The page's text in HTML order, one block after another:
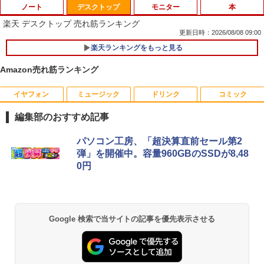
ノート
1
R160-NEC Chromebook Y2 1点 Chrom
eOS 11.6型 CPU Intel Celeron N4020
能 ACアダプタ付き 【中古品整備品】
￥5,980
2
価格重視訳あり ノートパソコン Office付
証 中古パソコン 中古ノートパソコン【中
￥7,800
デスクトップ
楽天 デスクトップ 売れ筋ランキング
更新日時：2026/08/08 09:00
楽天ランキングをもっと見る
モニター
1
【送料無料】TF: 富士通 23.8型液晶ディ
スプレイ DY24-9T / B24-9 TS/ FullHD
1920x1080/ D-sub,DVI,Displayport フ
古モニター /24型 ワイド 液晶モニター
【3ケ月保証】
＼500円OFFクーポンあり！／ モバイル
モニター 15.6インチ 1080PフルHD ディ
スプレイ VESA対応 コスパ デュアルモニ
ター サブモニター ゲーミングモニター
ポータブルモニター 外付けモニター リモ
本
1
杖と剣のウィストリア（16） 【電子書
籍】[ 大森藤ノ ]
￥14,916
Amazon売れ筋ランキング
イヤフォン
Anker Soundcore P40i オフホワイト
￥7,990
￥5,990
ミュージック
BRUCE WAYNE feat. Flo Milli, ATL Jacob
[Explicit]
￥250
[Explicit]
￥250
ドリンク
【Amazon.co.jp限定】 い・ろ・は・す 2L P
ET ラベルレス ×8本
￥1,112
富士山の天然水 バナジウム含有 水 ミネラル
ウォーター ペットボトル 静岡県産 500ミリリ
ットル (Smart Basic)
コミック
薬屋のひとりごと 17巻 (デジタル版ビッグガ
ンガンコミックス)
￥770
エース)
￥832
編集部のおすすめ記事
パソコン工房、「超決算直前セール第2
弾」を開催中。容量960GBのSSDが8,48
0円
Google 検索で当サイトの記事を優先表示させる